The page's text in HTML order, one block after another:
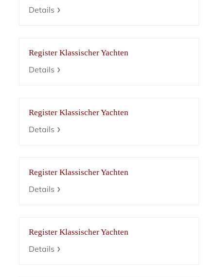
Details
Register Klassischer Yachten
Details
Register Klassischer Yachten
Details
Register Klassischer Yachten
Details
Register Klassischer Yachten
Details